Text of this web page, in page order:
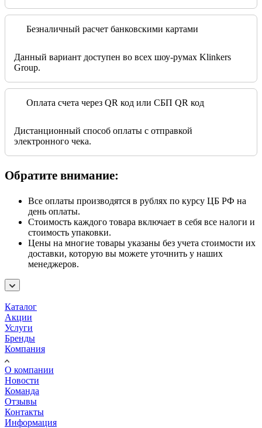
Безналичный расчет банковскими картами
Данный вариант доступен во всех шоу-румах Klinkers
Group.
Оплата счета через QR код или СБП QR код
Дистанционный способ оплаты с отправкой
электронного чека.
Обратите внимание:
Все оплаты производятся в рублях по курсу ЦБ РФ на
день оплаты.
Стоимость каждого товара включает в себя все налоги и
стоимость упаковки.
Цены на многие товары указаны без учета стоимости их
доставки, которую вы можете уточнить у наших
менеджеров.
Каталог
Акции
Услуги
Бренды
Компания
О компании
Новости
Команда
Отзывы
Контакты
Информация